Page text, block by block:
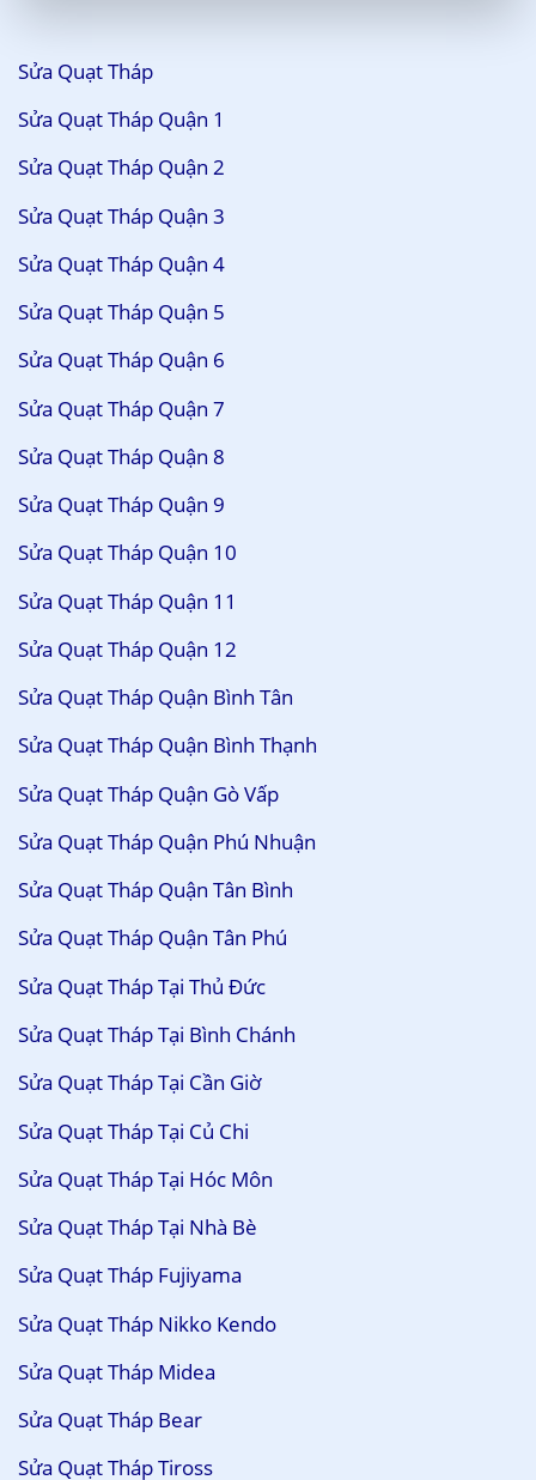
Sửa Quạt Tháp
Sửa Quạt Tháp Quận 1
Sửa Quạt Tháp Quận 2
Sửa Quạt Tháp Quận 3
Sửa Quạt Tháp Quận 4
Sửa Quạt Tháp Quận 5
Sửa Quạt Tháp Quận 6
Sửa Quạt Tháp Quận 7
Sửa Quạt Tháp Quận 8
Sửa Quạt Tháp Quận 9
Sửa Quạt Tháp Quận 10
Sửa Quạt Tháp Quận 11
Sửa Quạt Tháp Quận 12
Sửa Quạt Tháp Quận Bình Tân
Sửa Quạt Tháp Quận Bình Thạnh
Sửa Quạt Tháp Quận Gò Vấp
Sửa Quạt Tháp Quận Phú Nhuận
Sửa Quạt Tháp Quận Tân Bình
Sửa Quạt Tháp Quận Tân Phú
Sửa Quạt Tháp Tại Thủ Đức
Sửa Quạt Tháp Tại Bình Chánh
Sửa Quạt Tháp Tại Cần Giờ
Sửa Quạt Tháp Tại Củ Chi
Sửa Quạt Tháp Tại Hóc Môn
Sửa Quạt Tháp Tại Nhà Bè
Sửa Quạt Tháp Fujiyama
Sửa Quạt Tháp Nikko Kendo
Sửa Quạt Tháp Midea
Sửa Quạt Tháp Bear
Sửa Quạt Tháp Tiross